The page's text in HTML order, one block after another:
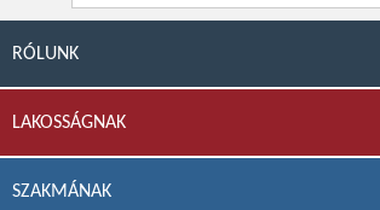
RÓLUNK
LAKOSSÁGNAK
SZAKMÁNAK